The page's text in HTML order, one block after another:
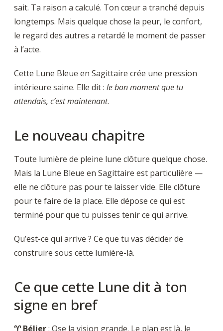
sait. Ta raison a calculé. Ton cœur a tranché depuis
longtemps. Mais quelque chose la peur, le confort,
le regard des autres a retardé le moment de passer
à l’acte.
Cette Lune Bleue en Sagittaire crée une pression
intérieure saine. Elle dit :le bon moment que tu
attendais, c’est maintenant.
Le nouveau chapitre
Toute lumière de pleine lune clôture quelque chose.
Mais la Lune Bleue en Sagittaire est particulière —
elle ne clôture pas pour te laisser vide. Elle clôture
pour te faire de la place. Elle dépose ce qui est
terminé pour que tu puisses tenir ce qui arrive.
Qu’est-ce qui arrive ? Ce que tu vas décider de
construire sous cette lumière-là.
Ce que cette Lune dit à ton
signe en bref
♈ Bélier: Ose la vision grande. Le plan est là, le